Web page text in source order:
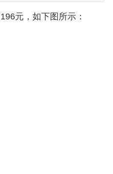
元，如下图所示：